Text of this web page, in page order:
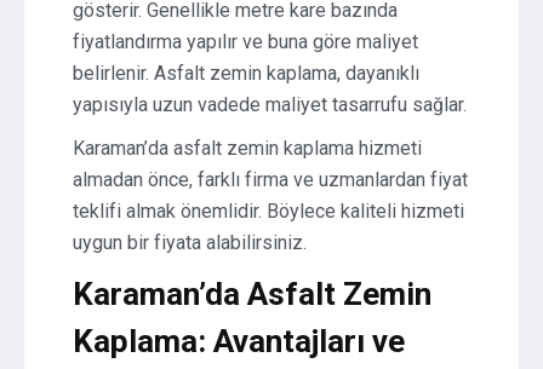
gösterir. Genellikle metre kare bazında
fiyatlandırma yapılır ve buna göre maliyet
belirlenir. Asfalt zemin kaplama, dayanıklı
yapısıyla uzun vadede maliyet tasarrufu sağlar.
Karaman’da asfalt zemin kaplama hizmeti
almadan önce, farklı firma ve uzmanlardan fiyat
teklifi almak önemlidir. Böylece kaliteli hizmeti
uygun bir fiyata alabilirsiniz.
Karaman’da Asfalt Zemin
Kaplama: Avantajları ve